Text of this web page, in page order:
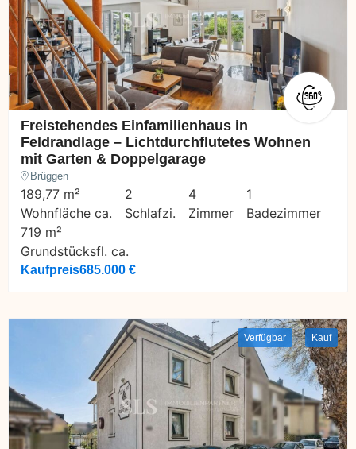
Freistehendes Einfamilienhaus in
Feldrandlage – Lichtdurchflutetes Wohnen
mit Garten & Doppelgarage
Brüggen
189,77 m²
Wohnfläche ca.
2
Schlafzi.
4
Zimmer
1
Badezimmer
719 m²
Grundstücksfl. ca.
Kaufpreis685.000 €
Verfügbar Kauf